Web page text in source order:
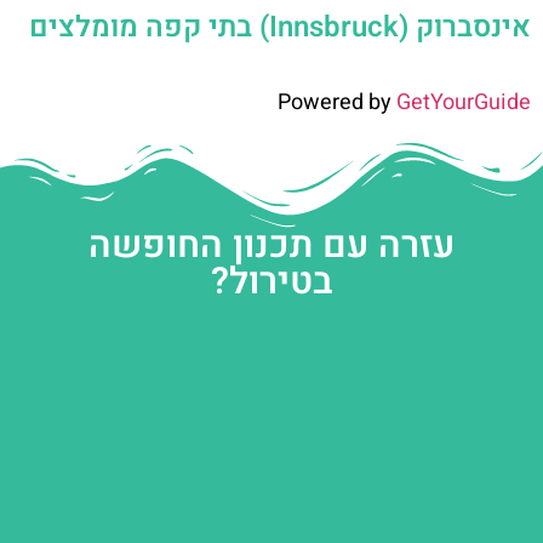
אינסברוק (Innsbruck) בתי קפה מומלצים
Powered byGetYourGuide
עזרה עם תכנון החופשה
בטירול?